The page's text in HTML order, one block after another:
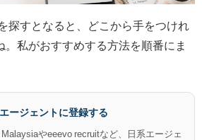
探すとなると、どこから手をつけれ
。私がおすすめする方法を順番にま
ージェントに登録する
やeeevo recruitなど、日系エージェ